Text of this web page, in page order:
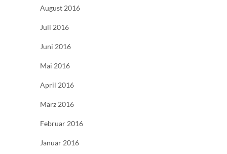
August 2016
Juli 2016
Juni 2016
Mai 2016
April 2016
März 2016
Februar 2016
Januar 2016